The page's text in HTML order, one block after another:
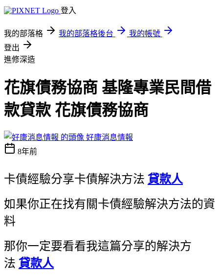
登入
我的部落格 我的部落格後台
我的帳號
登出
進修深造
花旗債務協商 基隆專業民間借
款貸款 花旗債務協商
好康消息情報
8年前
卡債經驗分享卡債解決方法 貸款人
如果你正在找有關卡債經驗解決方法的資
料
那你一定要看看我這篇分享的解決方
法 貸款人